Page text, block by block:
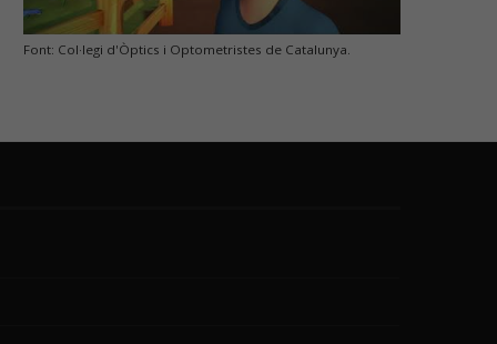
Font: Col·legi d'Òptics i Optometristes de Catalunya.